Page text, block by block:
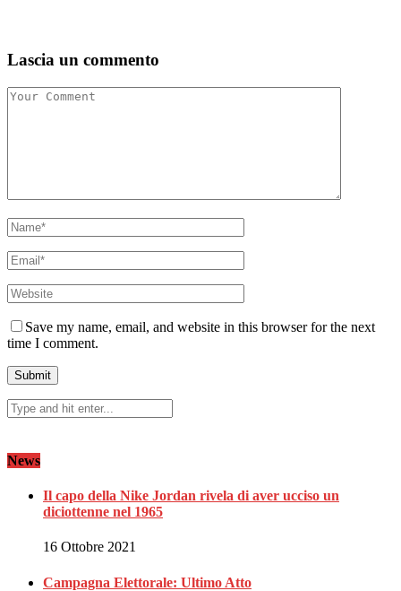
Lascia un commento
Save my name, email, and website in this browser for the next
time I comment.
News
Il capo della Nike Jordan rivela di aver ucciso un
diciottenne nel 1965
16 Ottobre 2021
Campagna Elettorale: Ultimo Atto